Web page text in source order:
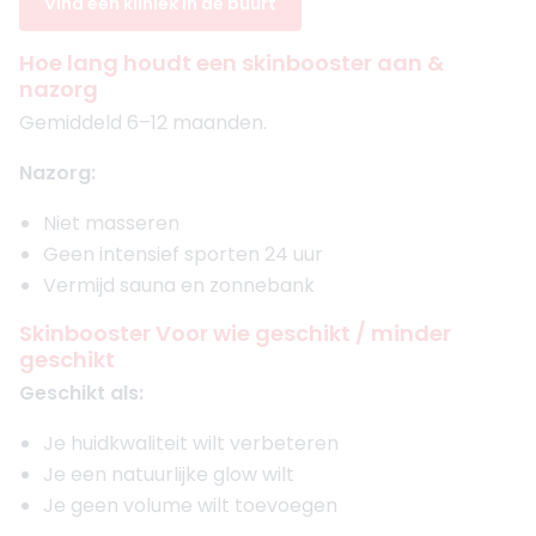
Hoe lang houdt een skinbooster aan &
nazorg
Gemiddeld 6–12 maanden.
Nazorg:
Niet masseren
Geen intensief sporten 24 uur
Vermijd sauna en zonnebank
Skinbooster Voor wie geschikt / minder
geschikt
Geschikt als:
Je huidkwaliteit wilt verbeteren
Je een natuurlijke glow wilt
Je geen volume wilt toevoegen